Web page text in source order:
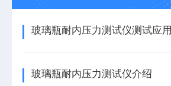
玻璃瓶耐内压力测试仪测试应用
玻璃瓶耐内压力测试仪介绍